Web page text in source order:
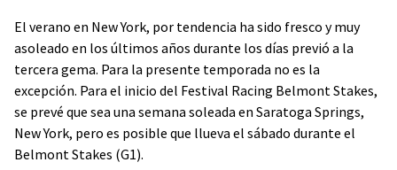
El verano en New York, por tendencia ha sido fresco y muy
asoleado en los últimos años durante los días previó a la
tercera gema. Para la presente temporada no es la
excepción. Para el inicio del Festival Racing Belmont Stakes,
se prevé que sea una semana soleada en Saratoga Springs,
New York, pero es posible que llueva el sábado durante el
Belmont Stakes (G1).